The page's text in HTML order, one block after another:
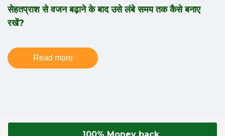
सेहतप्राश से वजन बढ़ाने के बाद उसे लंबे समय तक कैसे बनाए
रखें?
Read more